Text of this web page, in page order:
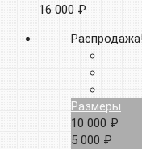
16 000 ₽
Распродажа!
Размеры
10 000 ₽
5 000 ₽